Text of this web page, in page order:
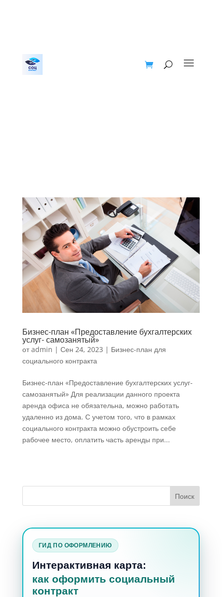
Бизнес-план «Предоставление бухгалтерских
услуг- самозанятый»
отadmin | Сен 24, 2023 | Бизнес-план для
социального контракта
Бизнес-план «Предоставление бухгалтерских услуг-
самозанятый» Для реализации данного проекта
аренда офиса не обязательна, можно работать
удаленно из дома. С учетом того, что в рамках
социального контракта можно обустроить себе
рабочее место, оплатить часть аренды при...
ГИД ПО ОФОРМЛЕНИЮ
Интерактивная карта:
как оформить социальный
контракт